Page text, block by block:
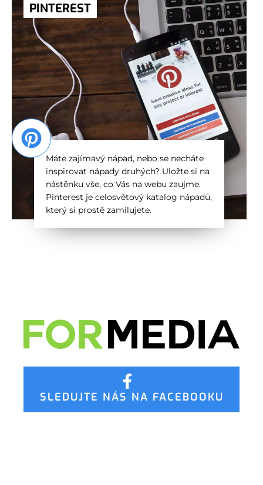
PINTEREST
Máte zajímavý nápad, nebo se necháte
inspirovat nápady druhých? Uložte si na
nástěnku vše, co Vás na webu zaujme.
Pinterest je celosvětový katalog nápadů,
který si prostě zamilujete.
SLEDUJTE NÁS NA FACEBOOKU